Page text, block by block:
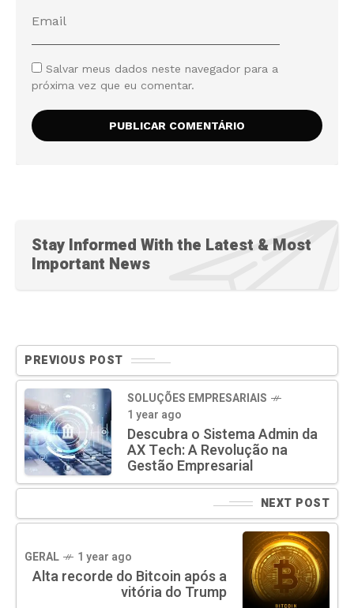
Salvar meus dados neste navegador para a
próxima vez que eu comentar.
Stay Informed With the Latest & Most
Important News
PREVIOUS POST
SOLUÇÕES EMPRESARIAIS
1 year ago
Descubra o Sistema Admin da
AX Tech: A Revolução na
Gestão Empresarial
NEXT POST
GERAL 1 year ago
Alta recorde do Bitcoin após a
vitória do Trump